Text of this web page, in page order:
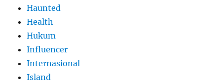
Haunted
Health
Hukum
Influencer
Internasional
Island